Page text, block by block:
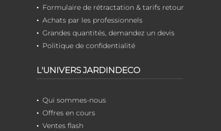
Formulaire de rétractation & tarifs retour
Achats par les professionnels
Grandes quantités, demandez un devis
Politique de confidentialité
L'UNIVERS JARDINDECO
Qui sommes-nous
Offres en cours
Ventes flash